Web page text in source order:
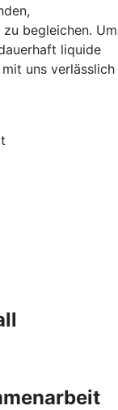
begleichen. Um
liquide
uns verlässlich